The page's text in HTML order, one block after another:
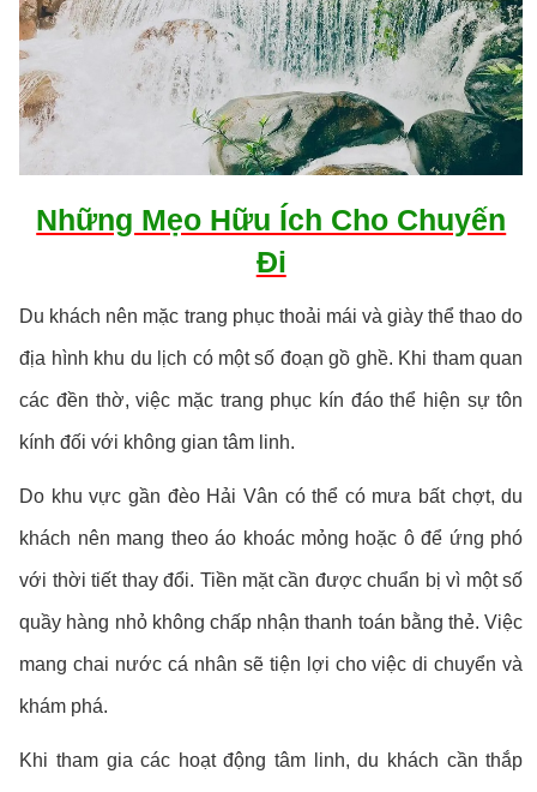
Những Mẹo Hữu Ích Cho Chuyến
Đi
Du khách nên mặc trang phục thoải mái và giày thể thao do
địa hình khu du lịch có một số đoạn gồ ghề. Khi tham quan
các đền thờ, việc mặc trang phục kín đáo thể hiện sự tôn
kính đối với không gian tâm linh.
Do khu vực gần đèo Hải Vân có thể có mưa bất chợt, du
khách nên mang theo áo khoác mỏng hoặc ô để ứng phó
với thời tiết thay đổi. Tiền mặt cần được chuẩn bị vì một số
quầy hàng nhỏ không chấp nhận thanh toán bằng thẻ. Việc
mang chai nước cá nhân sẽ tiện lợi cho việc di chuyển và
khám phá.
Khi tham gia các hoạt động tâm linh, du khách cần thắp